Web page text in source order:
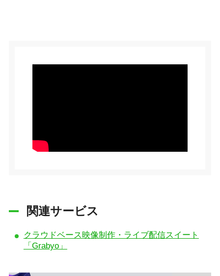
関連サービス
クラウドベース映像制作・ライブ配信スイート
「Grabyo」